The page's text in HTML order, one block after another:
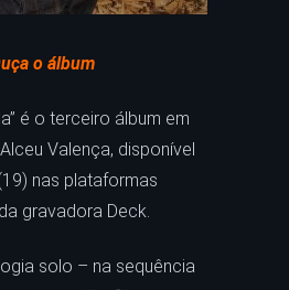
o álbum
é o terceiro álbum em
Valença, disponível
nas plataformas
gravadora Deck.
solo – na sequência